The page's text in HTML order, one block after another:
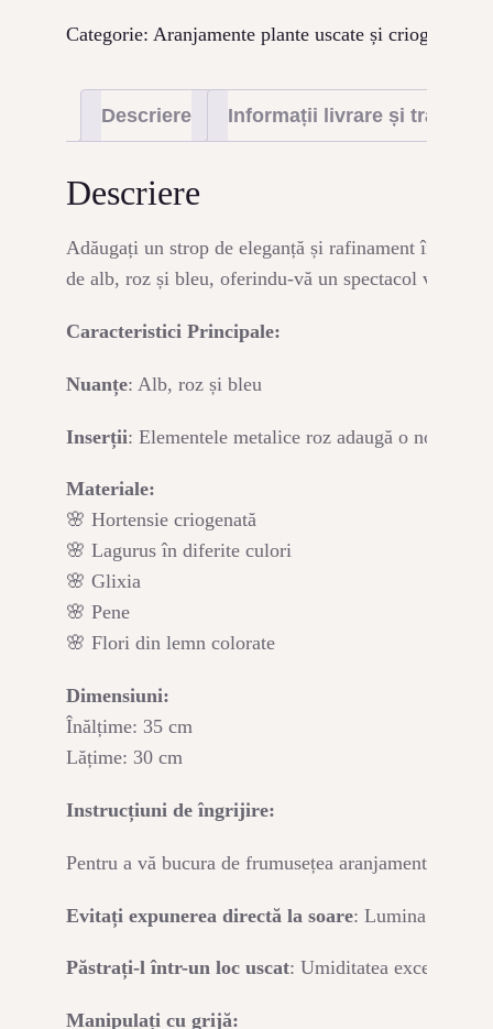
Pastel
Categorie: Aranjamente plante uscate și criogenate
Descriere Informații livrare și
Descriere
Adăugați un strop de eleganță și rafinament în
de alb, roz și bleu, oferindu-vă un spectacol vizual
Caracteristici Principale:
Nuanțe: Alb, roz și bleu
Inserții: Elementele metalice roz adaugă o notă
Materiale:
🌸 Hortensie criogenată
🌸 Lagurus în diferite culori
🌸 Glixia
🌸 Pene
🌸 Flori din lemn colorate
Dimensiuni:
Înălțime: 35 cm
Lățime: 30 cm
Instrucțiuni de îngrijire:
Pentru a vă bucura de frumusețea aranjamentului
Evitați expunerea directă la soare: Lumina directă
Păstrați-l într-un loc uscat: Umiditatea excesivă
Manipulați cu grijă: